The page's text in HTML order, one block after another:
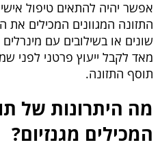
אפשר יהיה להתאים טיפול
התזונה המגוונים המכילים את
שונים או בשילובים עם
מאד לקבל ייעוץ פרטני לפני
תוסף התזונה.
מה היתרונות של
המכילים מגנזיום?